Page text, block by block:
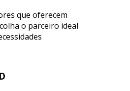
que oferecem
o parceiro ideal